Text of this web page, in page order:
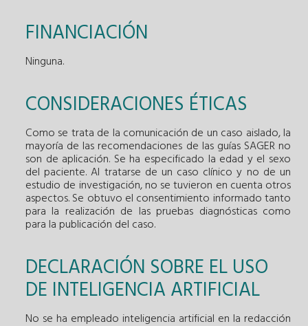
FINANCIACIÓN
Ninguna.
CONSIDERACIONES ÉTICAS
Como se trata de la comunicación de un caso aislado, la
mayoría de las recomendaciones de las guías SAGER no
son de aplicación. Se ha especificado la edad y el sexo
del paciente. Al tratarse de un caso clínico y no de un
estudio de investigación, no se tuvieron en cuenta otros
aspectos. Se obtuvo el consentimiento informado tanto
para la realización de las pruebas diagnósticas como
para la publicación del caso.
DECLARACIÓN SOBRE EL USO
DE INTELIGENCIA ARTIFICIAL
No se ha empleado inteligencia artificial en la redacción